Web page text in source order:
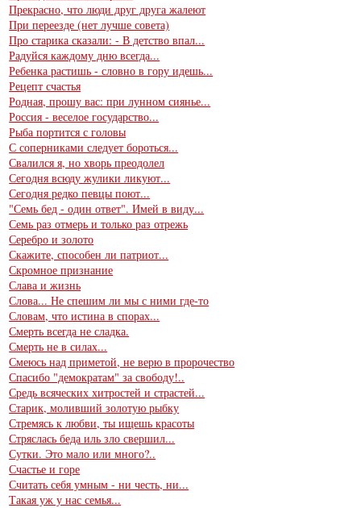
Прекрасно, что люди друг друга жалеют
При переезде (нет лучше совета)
Про старика сказали: - В детство впал...
Радуйся каждому дню всегда...
Ребенка растишь - словно в гору идешь...
Рецепт счастья
Родная, прошу вас: при лунном сиянье...
Россия - веселое государство...
Рыба портится с головы
С соперниками следует бороться...
Свалился я, но хворь преодолел
Сегодня всюду жулики ликуют...
Сегодня редко певцы поют...
"Семь бед - один ответ". Имей в виду...
Семь раз отмерь и только раз отрежь
Серебро и золото
Скажите, способен ли патриот...
Скромное признание
Слава и жизнь
Слова... Не спешим ли мы с ними где-то
Словам, что истина в спорах...
Смерть всегда не сладка.
Смерть не в силах...
Смеюсь над приметой, не верю в пророчество
Спасибо "демократам" за свободу!..
Средь всяческих хитростей и страстей...
Старик, моливший золотую рыбку
Стремясь к любви, ты ищешь красоты
Стряслась беда иль зло свершил...
Сутки. Это мало или много?..
Счастье и горе
Считать себя умным - ни честь, ни...
Такая уж у нас семья...